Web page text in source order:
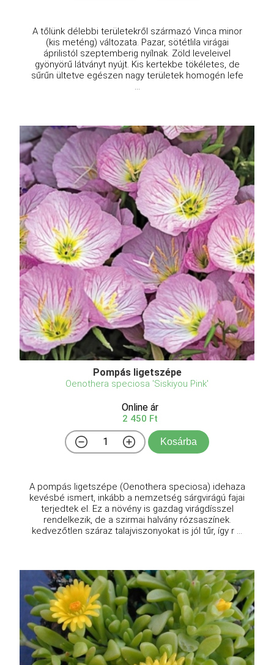
A tőlünk délebbi területekről származó Vinca minor
(kis meténg) változata. Pazar, sötétlila virágai
áprilistól szeptemberig nyílnak. Zöld leveleivel
gyönyörű látványt nyújt. Kis kertekbe tökéletes, de
sűrűn ültetve egészen nagy területek homogén lefe
...
Pompás ligetszépe
Oenothera speciosa 'Siskiyou Pink'
Online ár
2 450 Ft
Kosárba
A pompás ligetszépe (Oenothera speciosa) idehaza
kevésbé ismert, inkább a nemzetség sárgvirágú fajai
terjedtek el. Ez a növény is gazdag virágdísszel
rendelkezik, de a szirmai halvány rózsaszínek.
kedvezőtlen száraz talajviszonyokat is jól tűr, így r ...